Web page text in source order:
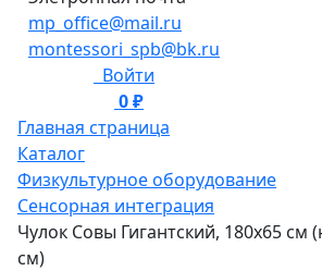
mp_office@mail.ru
montessori_spb@bk.ru
Войти
0 ₽
Главная страница
Каталог
Физкультурное оборудование
Сенсорная интеграция
Чулок Совы Гигантский, 180х65 см
см)